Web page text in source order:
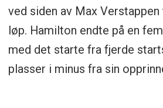
ved siden av Max
løp. Hamilton endte på en
med det starte fra fjerde
plasser i minus fra sin